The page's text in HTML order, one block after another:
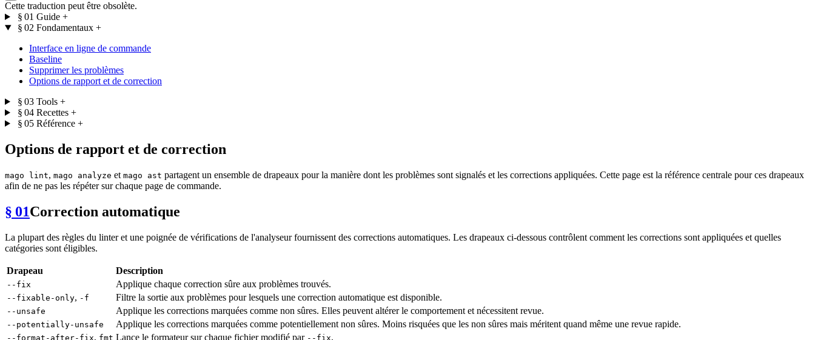
Cette traduction peut être obsolète.
§ 01 Guide +
§ 02 Fondamentaux +
Interface en ligne de commande
Baseline
Supprimer les problèmes
Options de rapport et de correction
§ 03 Tools +
§ 04 Recettes +
§ 05 Référence +
Options de rapport et de correction
mago lint, mago analyze et mago ast partagent un ensemble de drapeaux pour la manière dont les problèmes sont signalés et les corrections appliquées. Cette page est la référence centrale pour ces drapeaux
afin de ne pas les répéter sur chaque page de commande.
§ 01Correction automatique
La plupart des règles du linter et une poignée de vérifications de l'analyseur fournissent des corrections automatiques. Les drapeaux ci-dessous contrôlent comment les corrections sont appliquées et quelles
catégories sont éligibles.
Drapeau Description
--fix Applique chaque correction sûre aux problèmes trouvés.
--fixable-only, -f Filtre la sortie aux problèmes pour lesquels une correction automatique est disponible.
--unsafe Applique les corrections marquées comme non sûres. Elles peuvent altérer le comportement et nécessitent revue.
--potentially-unsafe Applique les corrections marquées comme potentiellement non sûres. Moins risquées que les non sûres mais méritent quand même une revue rapide.
--format-after-fix, fmt Lance le formateur sur chaque fichier modifié par --fix.